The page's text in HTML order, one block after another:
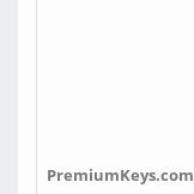
PremiumKeys.com